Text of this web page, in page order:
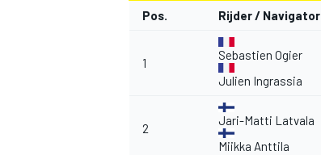
Pos. Rijder / Navigator
1
Sebastien Ogier
Julien Ingrassia
2
Jari-Matti Latvala
Miikka Anttila